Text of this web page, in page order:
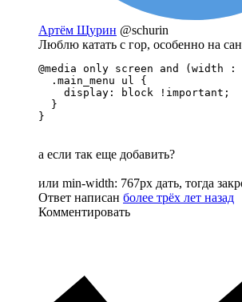
Артём Щурин @schurin
Люблю катать с гор, особенно на
@media only screen and (width :
  .main_menu ul {
    display: block !important;
  }
}
а если так еще добавить?
или min-width: 767px дать, тогда
Ответ написан более трёх лет назад
Комментировать